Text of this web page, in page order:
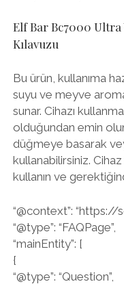
Elf Bar Bc7000
Kılavuzu
Bu ürün, kullanıma
suyu ve meyve
sunar. Cihazı
olduğundan emin
düğmeye basarak
kullanabilirsiniz.
kullanın ve
“@context”: “https://
“@type”: “FAQPage”,
“mainEntity”: [
{
“@type”: “Question”,